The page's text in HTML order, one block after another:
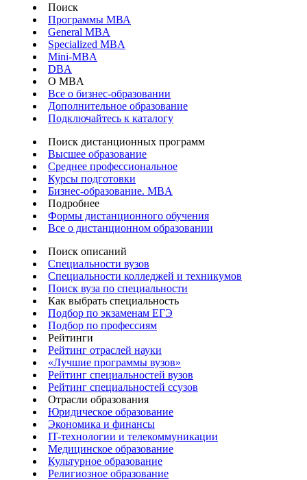
Поиск
Программы МВА
General MBA
Specialized MBA
Mini-MBA
DBA
О MBA
Все о бизнес-образовании
Дополнительное образование
Подключайтесь к каталогу
Поиск дистанционных программ
Высшее образование
Среднее профессиональное
Курсы подготовки
Бизнес-образование. MBA
Подробнее
Формы дистанционного обучения
Все о дистанционном образовании
Поиск описаний
Специальности вузов
Специальности колледжей и техникумов
Поиск вуза по специальности
Как выбрать специальность
Подбор по экзаменам ЕГЭ
Подбор по профессиям
Рейтинги
Рейтинг отраслей науки
«Лучшие программы вузов»
Рейтинг специальностей вузов
Рейтинг специальностей ссузов
Отрасли образования
Юридическое образование
Экономика и финансы
IT-технологии и телекоммуникации
Медицинское образование
Культурное образование
Религиозное образование